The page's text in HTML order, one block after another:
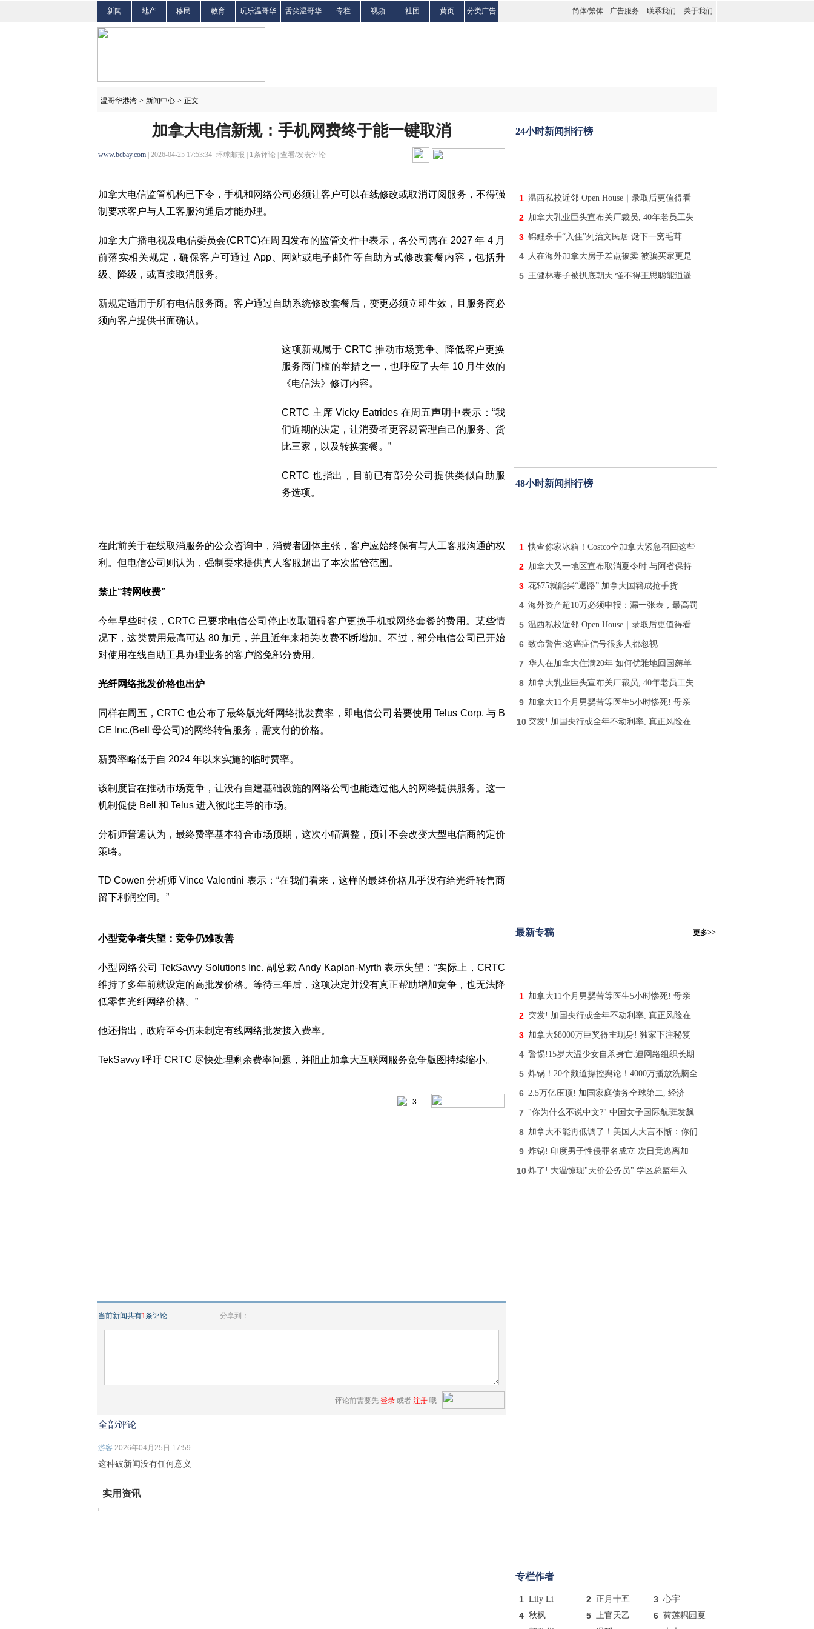
新闻 地产 移民 教育 玩乐温哥华 舌尖温哥华 专栏 视频 社团 黄页 分类广告 简体/繁体 广告服务 联系我们 关于我们
温哥华港湾 > 新闻中心 > 正文
加拿大电信新规：手机网费终于能一键取消
www.bcbay.com | 2026-04-25 17:53:34 环球邮报 | 1条评论 | 查看/发表评论
加拿大电信监管机构已下令，手机和网络公司必须让客户可以在线修改或取消订阅服务，不得强
制要求客户与人工客服沟通后才能办理。
加拿大广播电视及电信委员会(CRTC)在周四发布的监管文件中表示，各公司需在 2027 年 4 月
前落实相关规定，确保客户可通过 App、网站或电子邮件等自助方式修改套餐内容，包括升
级、降级，或直接取消服务。
新规定适用于所有电信服务商。客户通过自助系统修改套餐后，变更必须立即生效，且服务商必
须向客户提供书面确认。
这项新规属于 CRTC 推动市场竞争、降低客户更换
服务商门槛的举措之一，也呼应了去年 10 月生效的
《电信法》修订内容。
CRTC 主席 Vicky Eatrides 在周五声明中表示：“我
们近期的决定，让消费者更容易管理自己的服务、货
比三家，以及转换套餐。”
CRTC 也指出，目前已有部分公司提供类似自助服
务选项。
在此前关于在线取消服务的公众咨询中，消费者团体主张，客户应始终保有与人工客服沟通的权
利。但电信公司则认为，强制要求提供真人客服超出了本次监管范围。
禁止“转网收费”
今年早些时候，CRTC 已要求电信公司停止收取阻碍客户更换手机或网络套餐的费用。某些情
况下，这类费用最高可达 80 加元，并且近年来相关收费不断增加。不过，部分电信公司已开始
对使用在线自助工具办理业务的客户豁免部分费用。
光纤网络批发价格也出炉
同样在周五，CRTC 也公布了最终版光纤网络批发费率，即电信公司若要使用 Telus Corp. 与 B
CE Inc.(Bell 母公司)的网络转售服务，需支付的价格。
新费率略低于自 2024 年以来实施的临时费率。
该制度旨在推动市场竞争，让没有自建基础设施的网络公司也能透过他人的网络提供服务。这一
机制促使 Bell 和 Telus 进入彼此主导的市场。
分析师普遍认为，最终费率基本符合市场预期，这次小幅调整，预计不会改变大型电信商的定价
策略。
TD Cowen 分析师 Vince Valentini 表示：“在我们看来，这样的最终价格几乎没有给光纤转售商
留下利润空间。”
小型竞争者失望：竞争仍难改善
小型网络公司 TekSavvy Solutions Inc. 副总裁 Andy Kaplan-Myrth 表示失望：“实际上，CRTC
维持了多年前就设定的高批发价格。等待三年后，这项决定并没有真正帮助增加竞争，也无法降
低零售光纤网络价格。”
他还指出，政府至今仍未制定有线网络批发接入费率。
TekSavvy 呼吁 CRTC 尽快处理剩余费率问题，并阻止加拿大互联网服务竞争版图持续缩小。
3
当前新闻共有1条评论 分享到：
评论前需要先 登录 或者 注册 哦
全部评论
游客 2026年04月25日 17:59
这种破新闻没有任何意义
实用资讯
24小时新闻排行榜
1 温西私校近邻 Open House｜录取后更值得看
2 加拿大乳业巨头宣布关厂裁员, 40年老员工失
3 锦鲤杀手“入住”列治文民居 诞下一窝毛茸
4 人在海外加拿大房子差点被卖 被骗买家更是
5 王健林妻子被扒底朝天 怪不得王思聪能逍遥
48小时新闻排行榜
1 快查你家冰箱！Costco全加拿大紧急召回这些
2 加拿大又一地区宣布取消夏令时 与阿省保持
3 花$75就能买“退路” 加拿大国籍成抢手货
4 海外资产超10万必须申报：漏一张表，最高罚
5 温西私校近邻 Open House｜录取后更值得看
6 致命警告:这癌症信号很多人都忽视
7 华人在加拿大住满20年 如何优雅地回国薅羊
8 加拿大乳业巨头宣布关厂裁员, 40年老员工失
9 加拿大11个月男婴苦等医生5小时惨死! 母亲
10 突发! 加国央行或全年不动利率, 真正风险在
最新专稿 更多>>
1 加拿大11个月男婴苦等医生5小时惨死! 母亲
2 突发! 加国央行或全年不动利率, 真正风险在
3 加拿大$8000万巨奖得主现身! 独家下注秘笈
4 警惕!15岁大温少女自杀身亡:遭网络组织长期
5 炸锅！20个频道操控舆论！4000万播放洗脑全
6 2.5万亿压顶! 加国家庭债务全球第二, 经济
7 "你为什么不说中文?" 中国女子国际航班发飙
8 加拿大不能再低调了！美国人大言不惭：你们
9 炸锅! 印度男子性侵罪名成立 次日竟逃离加
10 炸了! 大温惊现"天价公务员" 学区总监年入
专栏作者
1 Lily Li 2 正月十五 3 心宇
4 秋枫 5 上官天乙 6 荷莲耦园夏